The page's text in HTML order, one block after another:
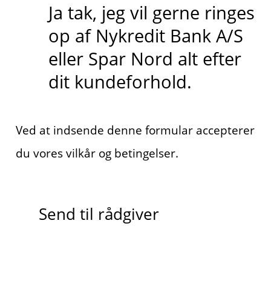
Ja tak, jeg vil gerne ringes
op af Nykredit Bank A/S
eller Spar Nord alt efter
dit kundeforhold.
Ved at indsende denne formular accepterer
du vores vilkår og betingelser.
Send til rådgiver